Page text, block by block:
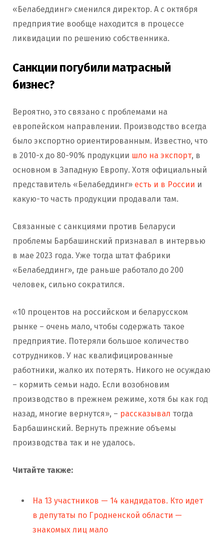
«Белабеддинг» сменился директор. А с октября
предприятие вообще находится в процессе
ликвидации по решению собственника.
Санкции погубили матрасный
бизнес?
Вероятно, это связано с проблемами на
европейском направлении. Производство всегда
было экспортно ориентированным. Известно, что
в 2010-х до 80-90% продукции шло на экспорт, в
основном в Западную Европу. Хотя официальный
представитель «Белабеддинг» есть и в России и
какую-то часть продукции продавали там.
Связанные с санкциями против Беларуси
проблемы Барбашинский признавал в интервью
в мае 2023 года. Уже тогда штат фабрики
«Белабеддинг», где раньше работало до 200
человек, сильно сократился.
«10 процентов на российском и беларусском
рынке – очень мало, чтобы содержать такое
предприятие. Потеряли большое количество
сотрудников. У нас квалифицированные
работники, жалко их потерять. Никого не осуждаю
– кормить семьи надо. Если возобновим
производство в прежнем режиме, хотя бы как год
назад, многие вернутся», – рассказывал тогда
Барбашинский. Вернуть прежние объемы
производства так и не удалось.
Читайте также:
На 13 участников — 14 кандидатов. Кто идет
в депутаты по Гродненской области —
знакомых лиц мало